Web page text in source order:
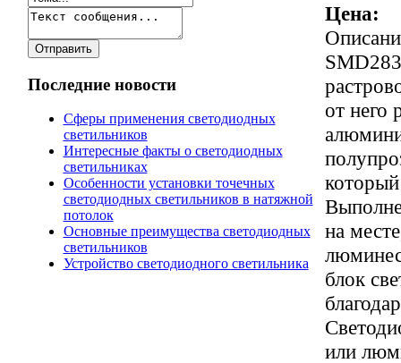
Последние новости
Сферы применения светодиодных
светильников
Интересные факты о светодиодных
светильниках
Особенности установки точечных
светодиодных светильников в натяжной
потолок
Основные преимущества светодиодных
светильников
Устройство светодиодного светильника
Цена:
от него
на
блок
или